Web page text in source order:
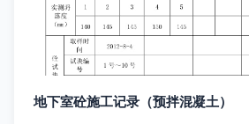
地下室砼施工记录（预拌混凝土）